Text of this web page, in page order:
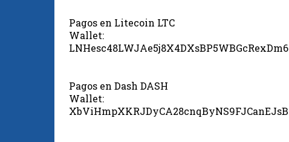
Pagos en Litecoin LTC
Wallet:
LNHesc48LWJAe5j8X4DXsBP5WBGcRexDm6
Pagos en Dash DASH
Wallet:
XbViHmpXKRJDyCA28cnqByNS9FJCanEJsB